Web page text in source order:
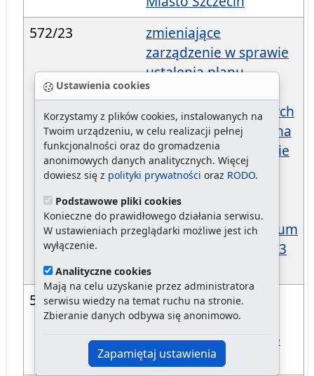
Ustawienia cookies
Korzystamy z plików cookies, instalowanych na
Twoim urządzeniu, w celu realizacji pełnej
funkcjonalności oraz do gromadzenia
anonimowych danych analitycznych. Więcej
dowiesz się z polityki prywatności oraz RODO.
Podstawowe pliki cookies
Konieczne do prawidłowego działania serwisu.
W ustawieniach przeglądarki możliwe jest ich
wyłączenie.
Analityczne cookies
Mają na celu uzyskanie przez administratora
serwisu wiedzy na temat ruchu na stronie.
Zbieranie danych odbywa się anonimowo.
Zapamiętaj ustawienia
572/23
zmieniające
zarządzenie w sprawie
ustalenia planu
finansowego dla
środków pochodzących
z Funduszu Pomocy na
rzecz pomocy Ukrainie
w szczególności dla
związku z konfliktem
zbrojnym na terytorium
tego państwa na 2023
rok
571/23
w sprawie składu
osobowego Rady
Sportu Gminy Miasto
Szczecin